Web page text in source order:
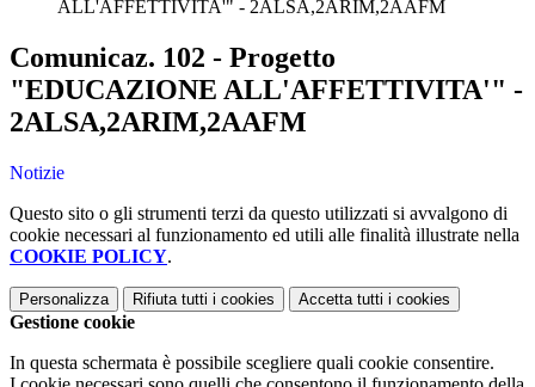
ALL'AFFETTIVITA'" - 2ALSA,2ARIM,2AAFM
Comunicaz. 102 - Progetto
"EDUCAZIONE ALL'AFFETTIVITA'" -
2ALSA,2ARIM,2AAFM
Notizie
Questo sito o gli strumenti terzi da questo utilizzati si avvalgono di
cookie necessari al funzionamento ed utili alle finalità illustrate nella
COOKIE POLICY.
Personalizza Rifiuta tutti i cookies Accetta tutti i cookies
Gestione cookie
In questa schermata è possibile scegliere quali cookie consentire.